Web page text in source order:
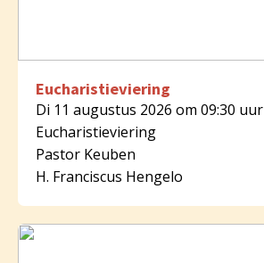
Eucharistieviering
Di 11 augustus 2026 om 09:30 uur
Eucharistieviering
Pastor Keuben
H. Franciscus Hengelo